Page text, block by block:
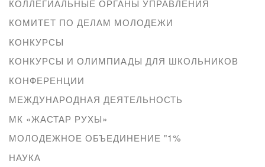
КОЛЛЕГИАЛЬНЫЕ ОРГАНЫ УПРАВЛЕНИЯ
КОМИТЕТ ПО ДЕЛАМ МОЛОДЕЖИ
КОНКУРСЫ
КОНКУРСЫ И ОЛИМПИАДЫ ДЛЯ ШКОЛЬНИКОВ
КОНФЕРЕНЦИИ
МЕЖДУНАРОДНАЯ ДЕЯТЕЛЬНОСТЬ
МК «ЖАСТАР РУХЫ»
МОЛОДЕЖНОЕ ОБЪЕДИНЕНИЕ "1%
НАУКА